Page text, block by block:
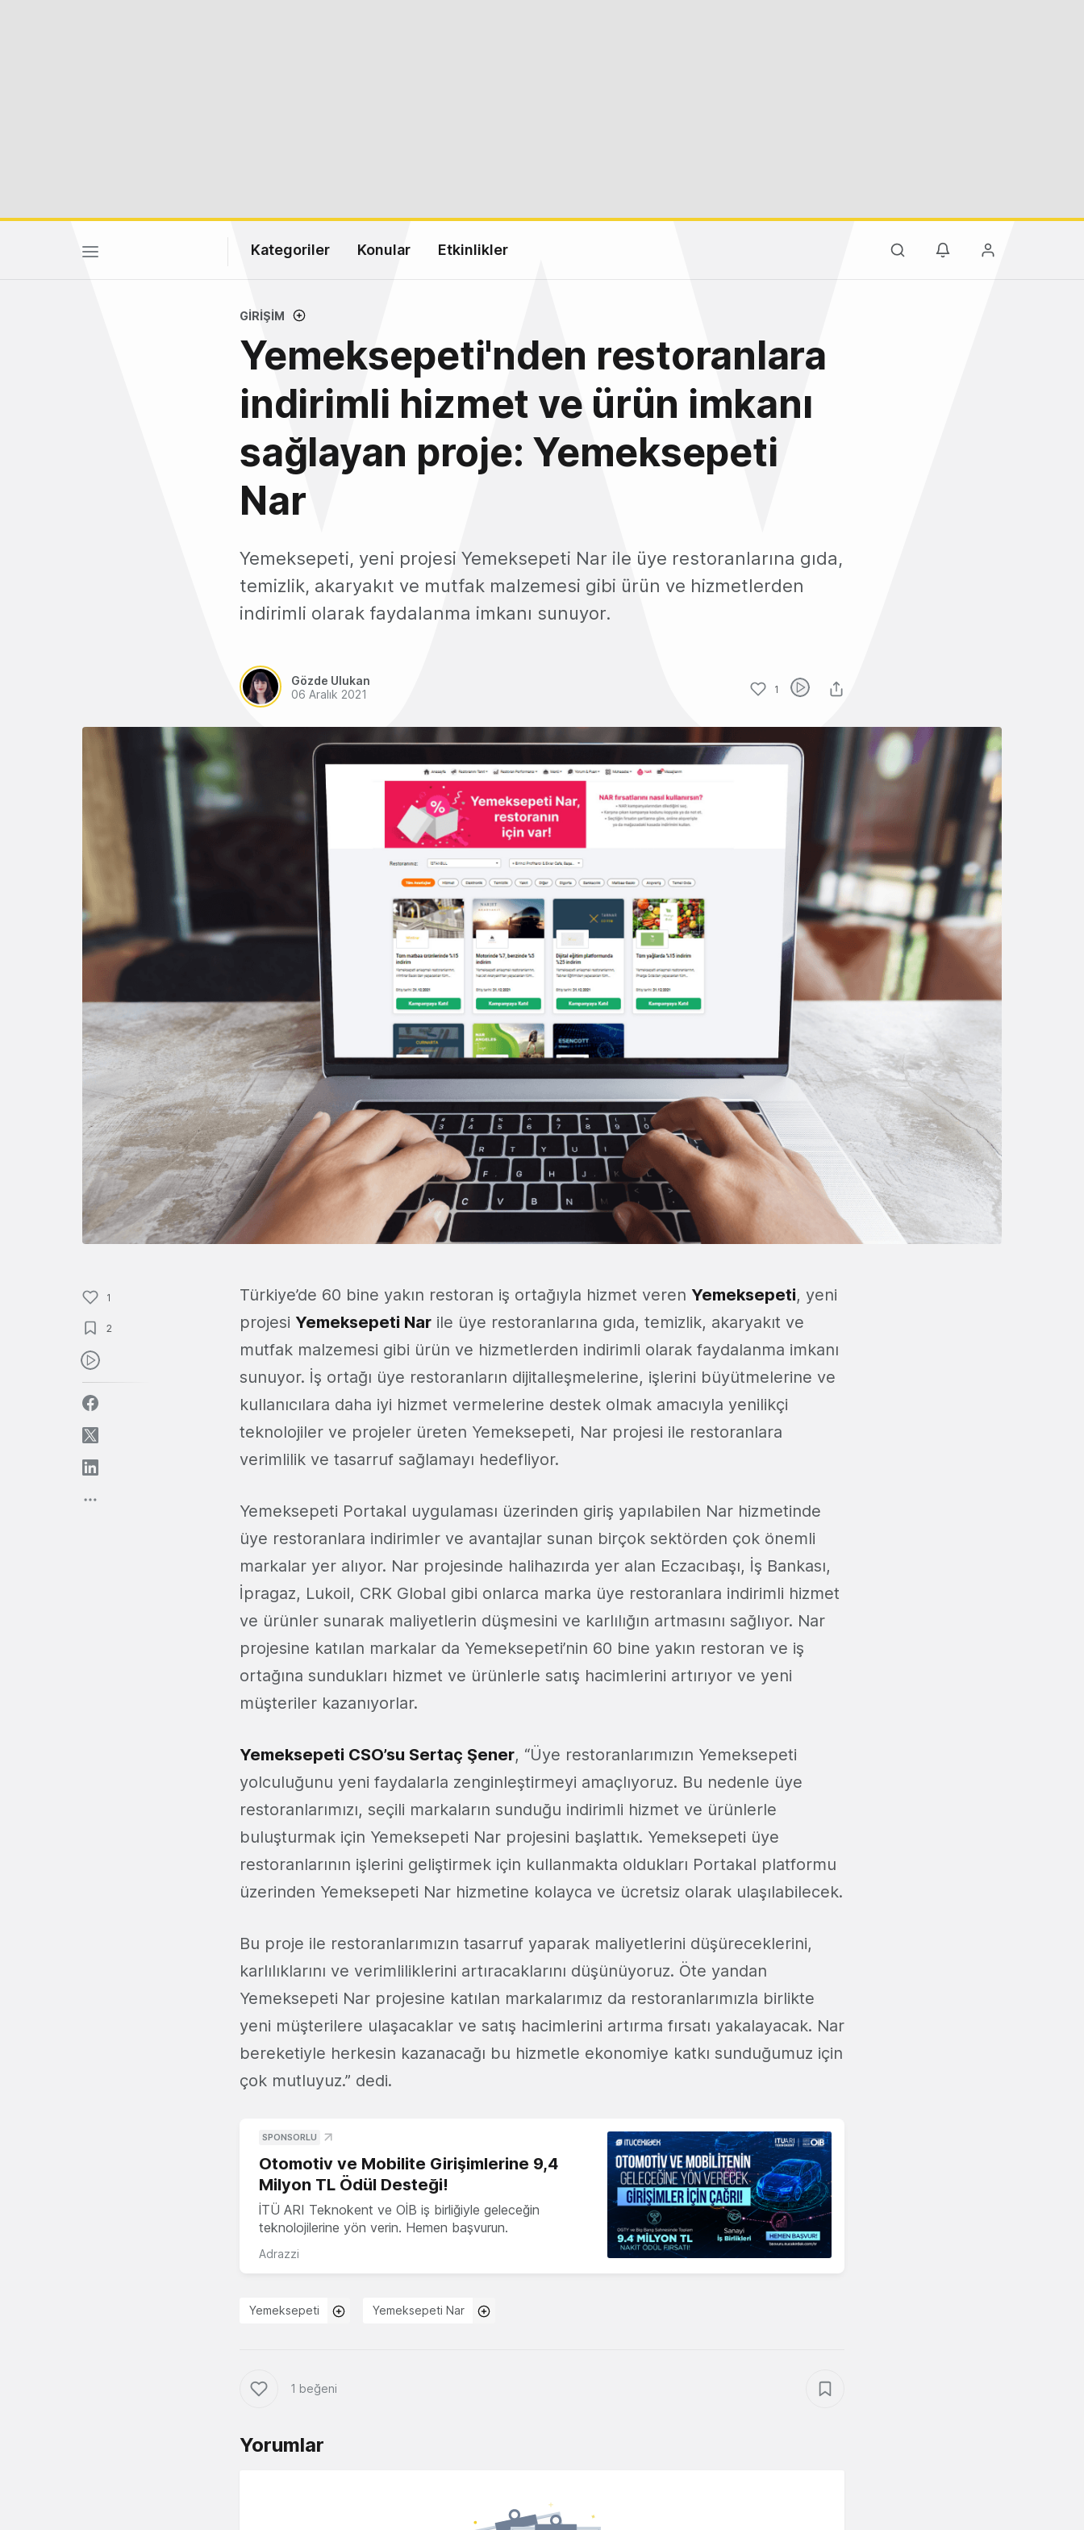
Kategoriler Konular Etkinlikler
GIRIŞIM
Yemeksepeti'nden restoranlara
indirimli hizmet ve ürün imkanı
sağlayan proje: Yemeksepeti
Nar
Yemeksepeti, yeni projesi Yemeksepeti Nar ile üye restoranlarına gıda,
temizlik, akaryakıt ve mutfak malzemesi gibi ürün ve hizmetlerden
indirimli olarak faydalanma imkanı sunuyor.
Gözde Ulukan
06 Aralık 2021
1
1
2
Türkiye’de 60 bine yakın restoran iş ortağıyla hizmet veren Yemeksepeti, yeni
projesi Yemeksepeti Nar ile üye restoranlarına gıda, temizlik, akaryakıt ve
mutfak malzemesi gibi ürün ve hizmetlerden indirimli olarak faydalanma imkanı
sunuyor. İş ortağı üye restoranların dijitalleşmelerine, işlerini büyütmelerine ve
kullanıcılara daha iyi hizmet vermelerine destek olmak amacıyla yenilikçi
teknolojiler ve projeler üreten Yemeksepeti, Nar projesi ile restoranlara
verimlilik ve tasarruf sağlamayı hedefliyor.
Yemeksepeti Portakal uygulaması üzerinden giriş yapılabilen Nar hizmetinde
üye restoranlara indirimler ve avantajlar sunan birçok sektörden çok önemli
markalar yer alıyor. Nar projesinde halihazırda yer alan Eczacıbaşı, İş Bankası,
İpragaz, Lukoil, CRK Global gibi onlarca marka üye restoranlara indirimli hizmet
ve ürünler sunarak maliyetlerin düşmesini ve karlılığın artmasını sağlıyor. Nar
projesine katılan markalar da Yemeksepeti’nin 60 bine yakın restoran ve iş
ortağına sundukları hizmet ve ürünlerle satış hacimlerini artırıyor ve yeni
müşteriler kazanıyorlar.
Yemeksepeti CSO’su Sertaç Şener, “Üye restoranlarımızın Yemeksepeti
yolculuğunu yeni faydalarla zenginleştirmeyi amaçlıyoruz. Bu nedenle üye
restoranlarımızı, seçili markaların sunduğu indirimli hizmet ve ürünlerle
buluşturmak için Yemeksepeti Nar projesini başlattık. Yemeksepeti üye
restoranlarının işlerini geliştirmek için kullanmakta oldukları Portakal platformu
üzerinden Yemeksepeti Nar hizmetine kolayca ve ücretsiz olarak ulaşılabilecek.
Bu proje ile restoranlarımızın tasarruf yaparak maliyetlerini düşüreceklerini,
karlılıklarını ve verimliliklerini artıracaklarını düşünüyoruz. Öte yandan
Yemeksepeti Nar projesine katılan markalarımız da restoranlarımızla birlikte
yeni müşterilere ulaşacaklar ve satış hacimlerini artırma fırsatı yakalayacak. Nar
bereketiyle herkesin kazanacağı bu hizmetle ekonomiye katkı sunduğumuz için
çok mutluyuz.” dedi.
SPONSORLU
Otomotiv ve Mobilite Girişimlerine 9,4
Milyon TL Ödül Desteği!
İTÜ ARI Teknokent ve OİB iş birliğiyle geleceğin
teknolojilerine yön verin. Hemen başvurun.
Adrazzi
Yemeksepeti Yemeksepeti Nar
1 beğeni
Yorumlar